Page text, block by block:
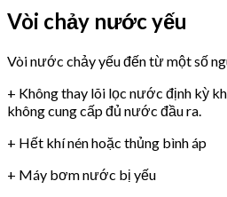
Vòi chảy nước yếu
Vòi nước chảy yếu đến từ một số
+ Không thay lõi lọc nước định kỳ
không cung cấp đủ nước đầu ra.
+ Hết khí nén hoặc thủng bình áp
+ Máy bơm nước bị yếu